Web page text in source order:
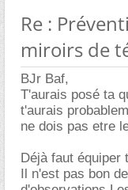
Re :
miroirs de
BJr Baf,
T'aurais posé ta
t'aurais
ne dois pas etre
Déjà faut équiper
Il n'est pas bon